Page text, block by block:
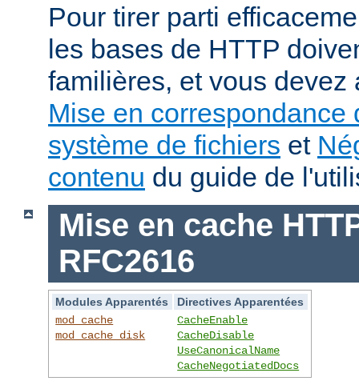
Pour tirer parti
les bases de HTTP
familières, et vous devez
Mise en correspondance
système de fichiers et
contenu du guide de
Mise en cache
RFC2616
Modules Apparentés
Directives Apparentées
mod_cache
mod_cache_disk
CacheEnable
CacheDisable
UseCanonicalName
CacheNegotiatedDocs